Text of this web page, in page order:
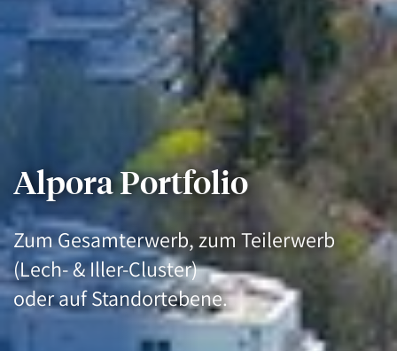
Alpora Portfolio
Zum Gesamterwerb, zum Teilerwerb
(Lech- & Iller-Cluster)
oder auf Standortebene.